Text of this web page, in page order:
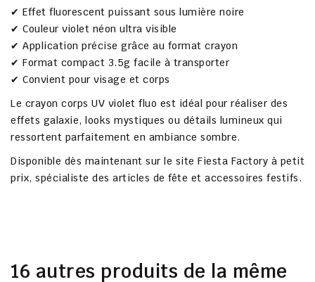
✔ Effet fluorescent puissant sous lumière noire
✔ Couleur violet néon ultra visible
✔ Application précise grâce au format crayon
✔ Format compact 3.5g facile à transporter
✔ Convient pour visage et corps
Le crayon corps UV violet fluo est idéal pour réaliser des
effets galaxie, looks mystiques ou détails lumineux qui
ressortent parfaitement en ambiance sombre.
Disponible dès maintenant sur le site Fiesta Factory à petit
prix, spécialiste des articles de fête et accessoires festifs.
16 autres produits de la même